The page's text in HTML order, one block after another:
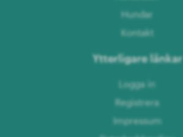
Hundar
Kontakt
Ytterligare länkar
Logga in
Registrera
Impressum